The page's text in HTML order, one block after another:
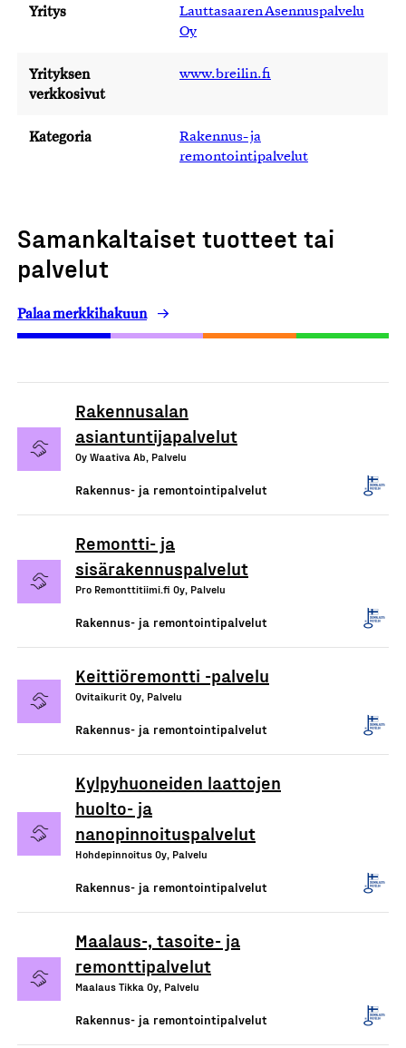
Yritys
Lauttasaaren Asennuspalvelu
Oy
Yrityksen
verkkosivut
www.breilin.fi
Kategoria
Rakennus- ja
remontointipalvelut
Samankaltaiset tuotteet tai
palvelut
Palaa merkkihakuun
Rakennusalan
asiantuntijapalvelut
Oy Waativa Ab, Palvelu
Rakennus- ja remontointipalvelut
Remontti- ja
sisärakennuspalvelut
Pro Remonttitiimi.fi Oy, Palvelu
Rakennus- ja remontointipalvelut
Keittiöremontti -palvelu
Ovitaikurit Oy, Palvelu
Rakennus- ja remontointipalvelut
Kylpyhuoneiden laattojen
huolto- ja
nanopinnoituspalvelut
Hohdepinnoitus Oy, Palvelu
Rakennus- ja remontointipalvelut
Maalaus-, tasoite- ja
remonttipalvelut
Maalaus Tikka Oy, Palvelu
Rakennus- ja remontointipalvelut